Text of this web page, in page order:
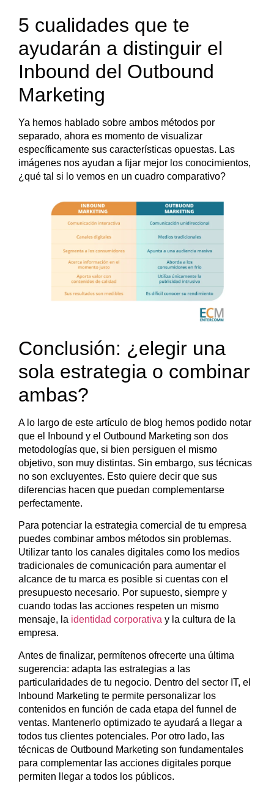
5 cualidades que te
ayudarán a distinguir el
Inbound del Outbound
Marketing
Ya hemos hablado sobre ambos métodos por
separado, ahora es momento de visualizar
específicamente sus características opuestas. Las
imágenes nos ayudan a fijar mejor los conocimientos,
¿qué tal si lo vemos en un cuadro comparativo?
Conclusión: ¿elegir una
sola estrategia o combinar
ambas?
A lo largo de este artículo de blog hemos podido notar
que el Inbound y el Outbound Marketing son dos
metodologías que, si bien persiguen el mismo
objetivo, son muy distintas. Sin embargo, sus técnicas
no son excluyentes. Esto quiere decir que sus
diferencias hacen que puedan complementarse
perfectamente.
Para potenciar la estrategia comercial de tu empresa
puedes combinar ambos métodos sin problemas.
Utilizar tanto los canales digitales como los medios
tradicionales de comunicación para aumentar el
alcance de tu marca es posible si cuentas con el
presupuesto necesario. Por supuesto, siempre y
cuando todas las acciones respeten un mismo
mensaje, la identidad corporativa y la cultura de la
empresa.
Antes de finalizar, permítenos ofrecerte una última
sugerencia: adapta las estrategias a las
particularidades de tu negocio. Dentro del sector IT, el
Inbound Marketing te permite personalizar los
contenidos en función de cada etapa del funnel de
ventas. Mantenerlo optimizado te ayudará a llegar a
todos tus clientes potenciales. Por otro lado, las
técnicas de Outbound Marketing son fundamentales
para complementar las acciones digitales porque
permiten llegar a todos los públicos.